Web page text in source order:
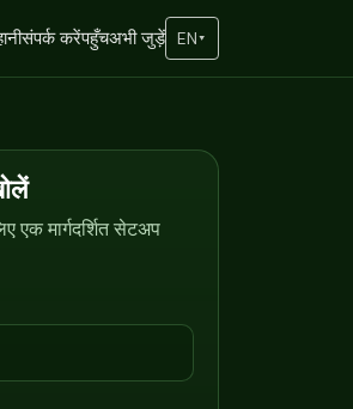
संपर्क करेंपहुँचअभी जुड़ें EN▾
मार्गदर्शित सेटअप